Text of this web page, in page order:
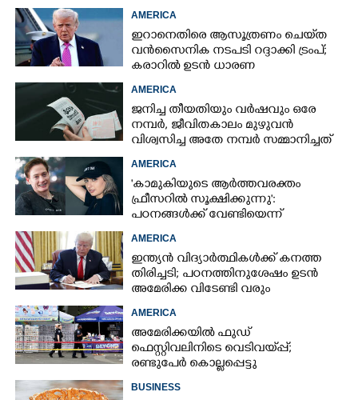
AMERICA
ഇറാനെതിരെ ആസൂത്രണം ചെയ്‌ത
വൻസൈനിക നടപടി റദ്ദാക്കി ട്രംപ്;
കരാറിൽ ഉടൻ ധാരണ
AMERICA
ജനിച്ച തീയതിയും വർഷവും ഒരേ
നമ്പർ, ജീവിതകാലം മുഴുവൻ
വിശ്വസിച്ച അതേ നമ്പർ സമ്മാനിച്ചത്
കോടികളുടെ ഭാഗ്യം
AMERICA
'കാമുകിയുടെ ആർത്തവരക്തം
ഫ്രീസറിൽ സൂക്ഷിക്കുന്നു':
പഠനങ്ങൾക്ക് വേണ്ടിയെന്ന്
വിശദീകരണം,​ ചർച്ചയായി ബ്രയാൻ
ജോൺസന്റെ പോസ്റ്റ്
AMERICA
ഇന്ത്യൻ വിദ്യാർത്ഥികൾക്ക് കനത്ത
തിരിച്ചടി; പഠനത്തിനുശേഷം ഉടൻ
അമേരിക്ക വിടേണ്ടി വരും
AMERICA
അമേരിക്കയിൽ ഫുഡ്
ഫെസ്റ്റിവലിനിടെ വെടിവയ്‌പ്പ്;
രണ്ടുപേർ കൊല്ലപ്പെട്ടു
BUSINESS